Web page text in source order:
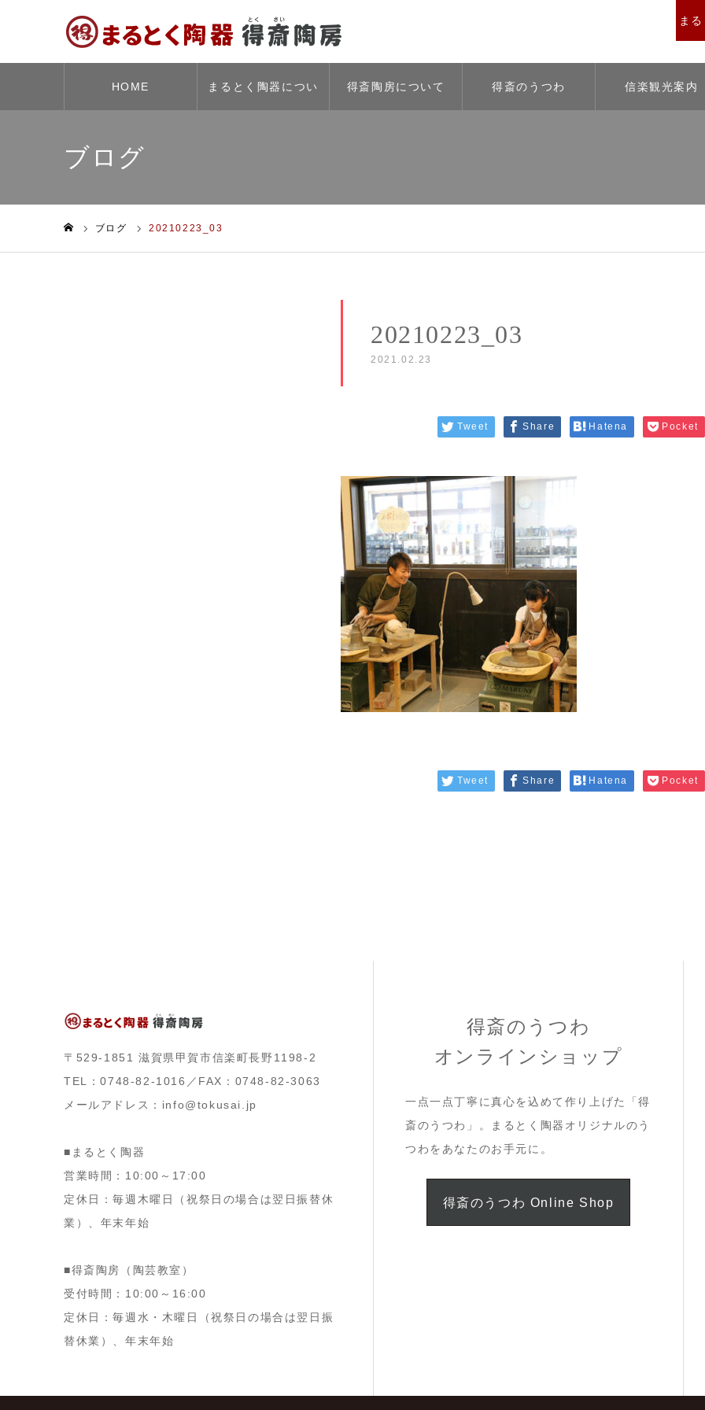
ま
HOME まるとく陶器につい 得斎陶房について 得斎のうつわ 信楽観光案内
ブログ
ブログ 20210223_03
20210223_03
2021.02.23
Tweet Share Hatena Pocket
Tweet Share Hatena Pocket
〒529-1851 滋賀県甲賀市信楽町長野1198-2
TEL：0748-82-1016／FAX：0748-82-3063
メールアドレス：info@tokusai.jp
■まるとく陶器
営業時間：10:00～17:00
定休日：毎週木曜日（祝祭日の場合は翌日振替休
業）、年末年始
■得斎陶房（陶芸教室）
受付時間：10:00～16:00
定休日：毎週水・木曜日（祝祭日の場合は翌日振
替休業）、年末年始
得斎のうつわ
オンラインショップ
一点一点丁寧に真心を込めて作り上げた「得
斎のうつわ」。まるとく陶器オリジナルのう
つわをあなたのお手元に。
得斎のうつわ Online Shop